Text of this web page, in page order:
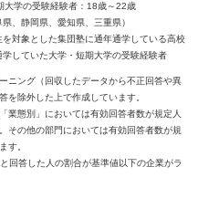
大学の受験経験者：18歳～22歳
、静岡県、愛知県、三重県）
を対象とした集団塾に通年通学している高校
学していた大学・短期大学の受験経験者
ニング（回収したデータから不正回答や異
を除外した上で作成しています。
態別」においては有効回答者数が規定人
その他の部門においては有効回答者数が規
す。
回答した人の割合が基準値以下の企業がラ